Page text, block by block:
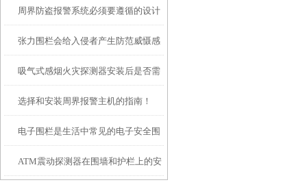
周界防盗报警系统必须要遵循的设计
原则
张力围栏会给入侵者产生防范威慑感
吸气式感烟火灾探测器安装后是否需
要调整灵敏度
选择和安装周界报警主机的指南！
电子围栏是生活中常见的电子安全围
栏设备
ATM震动探测器在围墙和护栏上的安